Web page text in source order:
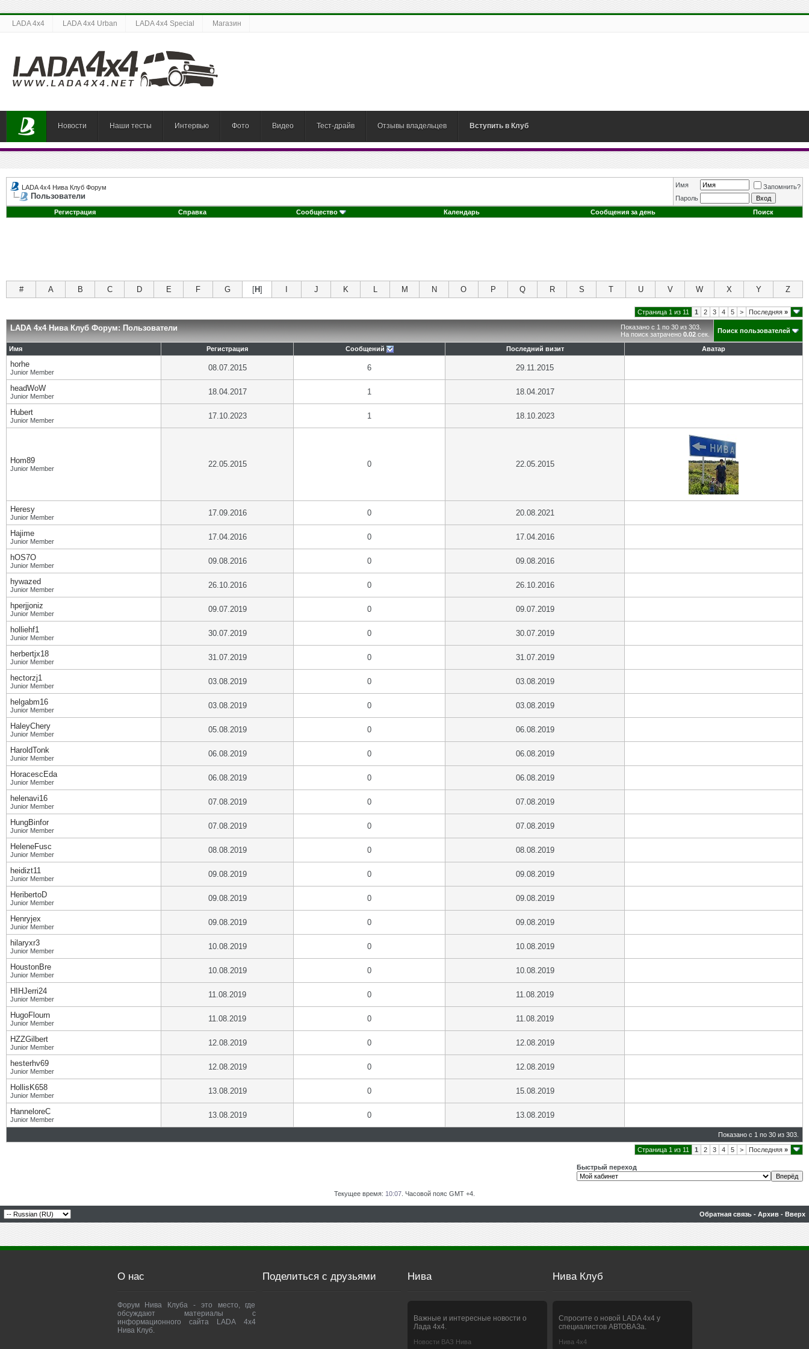
LADA 4x4 LADA 4x4 Urban LADA 4x4 Special Магазин
Новости Наши тесты Интервью Фото Видео Тест-драйв Отзывы владельцев Вступить в Клуб
LADA 4x4 Нива Клуб Форум
Пользователи
Имя
Запомнить?
Пароль
Регистрация
Справка Сообщество Календарь Сообщения за день Поиск
# A B C D E F G [H] J K L M N O P Q R S T U V W X Y Z
Страница 1 из 11 1 2 3 4 5 > Последняя »
Показано с 1 по 30 из 303.
На поиск затрачено 0.02 сек.
LADA 4x4 Нива Клуб Форум: Пользователи Поиск пользователей
Имя Регистрация Сообщений Последний визит Аватар
horhe
Junior Member 08.07.2015 6 29.11.2015
headWoW
Junior Member 18.04.2017 1 18.04.2017
Hubert
Junior Member 17.10.2023 1 18.10.2023
Hom89
Junior Member 22.05.2015 0 22.05.2015
Heresy
Junior Member 17.09.2016 0 20.08.2021
Hajime
Junior Member 17.04.2016 0 17.04.2016
hOS7O
Junior Member 09.08.2016 0 09.08.2016
hywazed
Junior Member 26.10.2016 0 26.10.2016
hperjjoniz
Junior Member 09.07.2019 0 09.07.2019
holliehf1
Junior Member 30.07.2019 0 30.07.2019
herbertjx18
Junior Member 31.07.2019 0 31.07.2019
hectorzj1
Junior Member 03.08.2019 0 03.08.2019
helgabm16
Junior Member 03.08.2019 0 03.08.2019
HaleyChery
Junior Member 05.08.2019 0 06.08.2019
HaroldTonk
Junior Member 06.08.2019 0 06.08.2019
HoracescEda
Junior Member 06.08.2019 0 06.08.2019
helenavi16
Junior Member 07.08.2019 0 07.08.2019
HungBinfor
Junior Member 07.08.2019 0 07.08.2019
HeleneFusc
Junior Member 08.08.2019 0 08.08.2019
heidizt11
Junior Member 09.08.2019 0 09.08.2019
HeribertoD
Junior Member 09.08.2019 0 09.08.2019
Henryjex
Junior Member 09.08.2019 0 09.08.2019
hilaryxr3
Junior Member 10.08.2019 0 10.08.2019
HoustonBre
Junior Member 10.08.2019 0 10.08.2019
HIHJerri24
Junior Member 11.08.2019 0 11.08.2019
HugoFlourn
Junior Member 11.08.2019 0 11.08.2019
HZZGilbert
Junior Member 12.08.2019 0 12.08.2019
hesterhv69
Junior Member 12.08.2019 0 12.08.2019
HollisK658
Junior Member 13.08.2019 0 15.08.2019
HanneloreC
Junior Member 13.08.2019 0 13.08.2019
Показано с 1 по 30 из 303.
Страница 1 из 11 1 2 3 4 5 > Последняя »
Быстрый переход
Текущее время: 10:07 . Часовой пояс GMT +4.
Обратная связь - Архив - Вверх
О нас
Форум Нива Клуба - это место, где
обсуждают материалы с
информационного сайта LADA 4x4
Нива Клуб.
Поделиться с друзьями Нива
Важные и интересные новости о
Лада 4х4.
Новости ВАЗ Нива
Нива Клуб
Спросите о новой LADA 4x4 у
специалистов АВТОВАЗа.
Нива 4х4